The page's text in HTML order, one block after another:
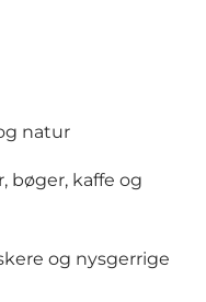
natur
bøger, kaffe og
og nysgerrige